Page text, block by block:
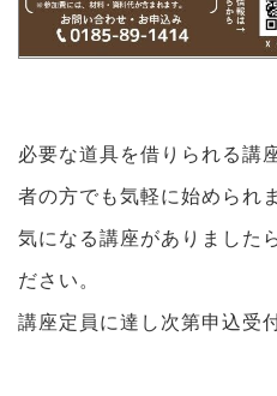
必要な道具を借りられる講
者の方でも気軽に始められ
気になる講座がありました
ださい。
講座定員に達し次第申込受